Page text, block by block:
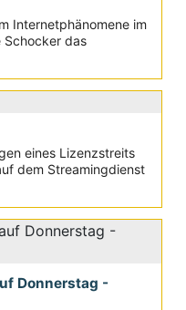
Internetphänomene im
Schocker das
eines Lizenzstreits
dem Streamingdienst
Donnerstag -